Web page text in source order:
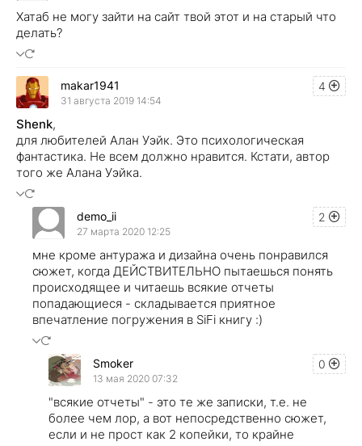
Хатаб не могу зайти на сайт твой этот и на старый что
делать?
4
makar1941
31 августа 2019 14:54
Shenk,
для любителей Алан Уэйк. Это психологическая
фантастика. Не всем должно нравится. Кстати, автор
того же Алана Уэйка.
2
demo_ii
27 марта 2020 12:25
мне кроме антуража и дизайна очень понравился
сюжет, когда ДЕЙСТВИТЕЛЬНО пытаешься понять
происходящее и читаешь всякие отчеты
попадающиеся - складывается приятное
впечатление погружения в SiFi книгу :)
0
Smoker
13 мая 2020 07:32
"всякие отчеты" - это те же записки, т.е. не
более чем лор, а вот непосредственно сюжет,
если и не прост как 2 копейки, то крайне